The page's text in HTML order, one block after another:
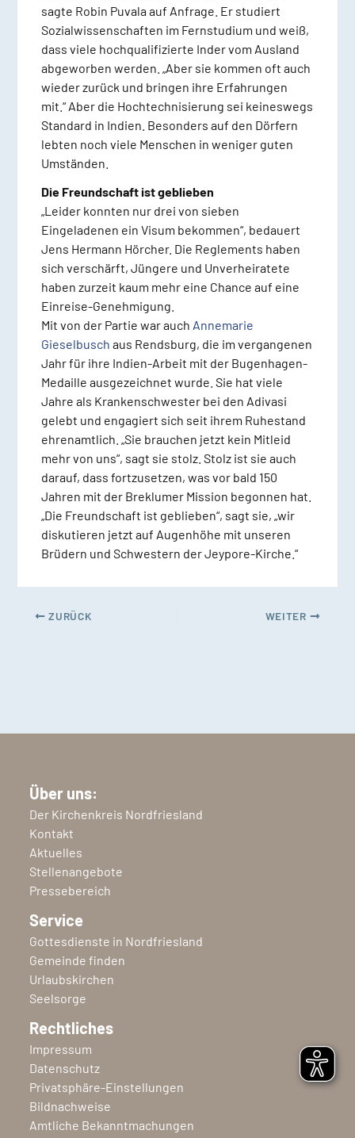
sagte Robin Puvala auf Anfrage. Er studiert
Sozialwissenschaften im Fernstudium und weiß,
dass viele hochqualifizierte Inder vom Ausland
abgeworben werden. „Aber sie kommen oft auch
wieder zurück und bringen ihre Erfahrungen
mit.“ Aber die Hochtechnisierung sei keineswegs
Standard in Indien. Besonders auf den Dörfern
lebten noch viele Menschen in weniger guten
Umständen.
Die Freundschaft ist geblieben
„Leider konnten nur drei von sieben
Eingeladenen ein Visum bekommen“, bedauert
Jens Hermann Hörcher. Die Reglements haben
sich verschärft, Jüngere und Unverheiratete
haben zurzeit kaum mehr eine Chance auf eine
Einreise-Genehmigung.
Mit von der Partie war auch Annemarie
Gieselbusch aus Rendsburg, die im vergangenen
Jahr für ihre Indien-Arbeit mit der Bugenhagen-
Medaille ausgezeichnet wurde. Sie hat viele
Jahre als Krankenschwester bei den Adivasi
gelebt und engagiert sich seit ihrem Ruhestand
ehrenamtlich. „Sie brauchen jetzt kein Mitleid
mehr von uns“, sagt sie stolz. Stolz ist sie auch
darauf, dass fortzusetzen, was vor bald 150
Jahren mit der Breklumer Mission begonnen hat.
„Die Freundschaft ist geblieben“, sagt sie, „wir
diskutieren jetzt auf Augenhöhe mit unseren
Brüdern und Schwestern der Jeypore-Kirche.“
ZURÜCK WEITER
Über uns:
Der Kirchenkreis Nordfriesland
Kontakt
Aktuelles
Stellenangebote
Pressebereich
Service
Gottesdienste in Nordfriesland
Gemeinde finden
Urlaubskirchen
Seelsorge
Rechtliches
Impressum
Datenschutz
Privatsphäre-Einstellungen
Bildnachweise
Amtliche Bekanntmachungen